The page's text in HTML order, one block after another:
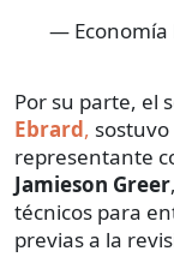
— Economía
Por su parte, el
Ebrard,
representante
Jamieson Greer
técnicos para
previas a la